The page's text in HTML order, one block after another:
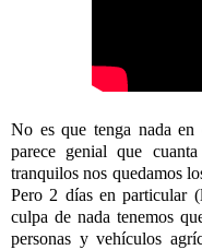
No es que tenga nada
parece genial que
tranquilos nos quedamos
Pero 2 días en particular
culpa de nada tenemos
personas y vehículos